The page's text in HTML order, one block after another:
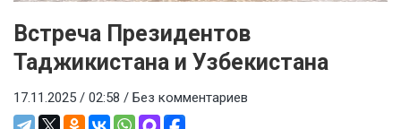
Встреча Президентов
Таджикистана и Узбекистана
17.11.2025 / 02:58 / Без комментариев